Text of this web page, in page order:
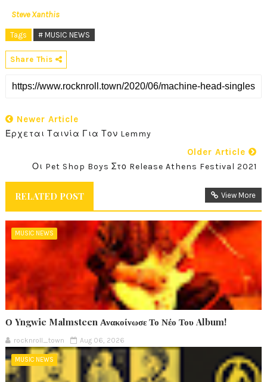
Steve Xanthis
Tags # MUSIC NEWS
Share This
Newer Article
Έρχεται Ταινία Για Τον Lemmy
Older Article
Οι Pet Shop Boys Στο Release Athens Festival 2021
RELATED POST View More
MUSIC NEWS
Ο Yngwie Malmsteen Ανακοίνωσε Το Νέο Του Album!
rocknroll_town Aug 06, 2026
MUSIC NEWS